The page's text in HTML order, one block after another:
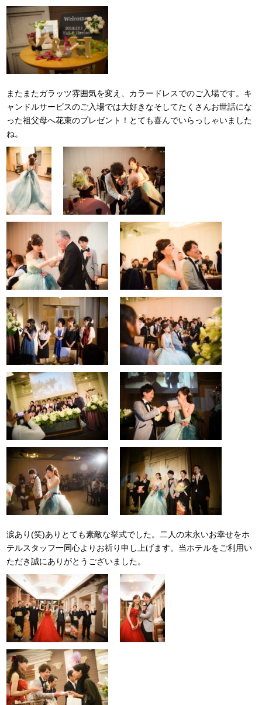
またまたガラッツ雰囲気を変え、カラードレスでのご入場です。キ
ャンドルサービスのご入場では大好きなそしてたくさんお世話にな
った祖父母へ花束のプレゼント！とても喜んでいらっしゃいました
ね。
涙あり(笑)ありとても素敵な挙式でした。二人の末永いお幸せをホ
テルスタッフ一同心よりお祈り申し上げます。当ホテルをご利用い
ただき誠にありがとうございました。